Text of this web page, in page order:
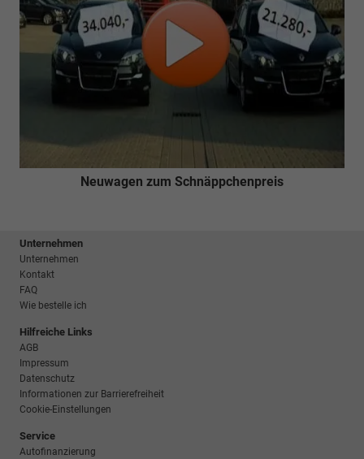
Neuwagen zum Schnäppchenpreis
Unternehmen
Unternehmen
Kontakt
FAQ
Wie bestelle ich
Hilfreiche Links
AGB
Impressum
Datenschutz
Informationen zur Barrierefreiheit
Cookie-Einstellungen
Service
Autofinanzierung